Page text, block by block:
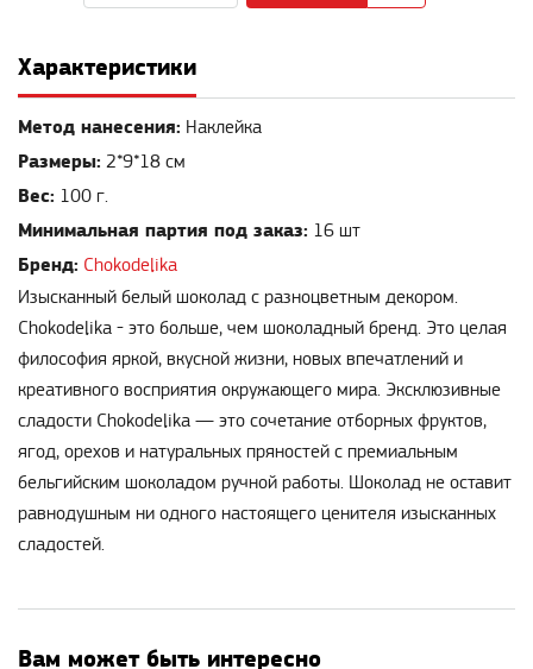
Характеристики
Метод нанесения: Наклейка
Размеры: 2*9*18 см
Вес: 100 г.
Минимальная партия под заказ: 16 шт
Бренд: Chokodelika
Изысканный белый шоколад с разноцветным декором.
Chokodelika - это больше, чем шоколадный бренд. Это целая
философия яркой, вкусной жизни, новых впечатлений и
креативного восприятия окружающего мира. Эксклюзивные
сладости Chokodelika — это сочетание отборных фруктов,
ягод, орехов и натуральных пряностей с премиальным
бельгийским шоколадом ручной работы. Шоколад не оставит
равнодушным ни одного настоящего ценителя изысканных
сладостей.
Вам может быть интересно